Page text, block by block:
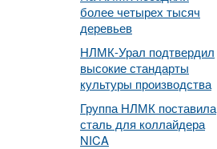
более четырех тысяч
деревьев
НЛМК-Урал подтвердил
высокие стандарты
культуры производства
Группа НЛМК поставила
сталь для коллайдера
NICA